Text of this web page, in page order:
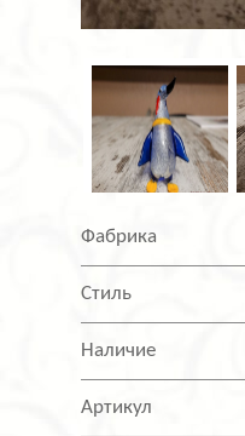
Фабрика
Стиль
Наличие
Артикул